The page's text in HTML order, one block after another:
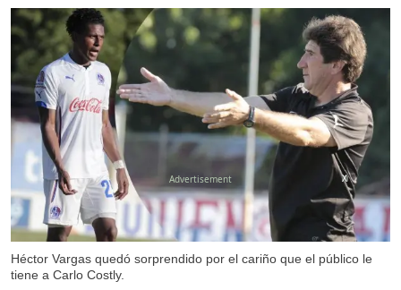
Héctor Vargas quedó sorprendido por el cariño que el público le
tiene a Carlo Costly.
X